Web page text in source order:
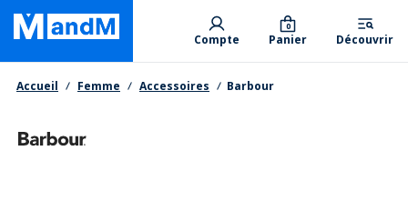
Skip
main
content
Primary departments
Compte Panier
0
Découvrir
Fil d'Ariane
Accueil Femme Accessoires Barbour